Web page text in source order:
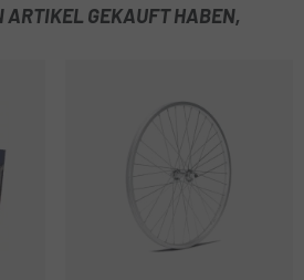
ARTIKEL GEKAUFT HABEN,